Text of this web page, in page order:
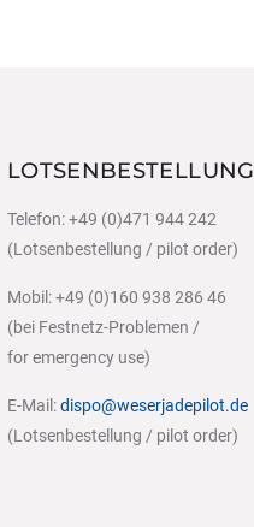
LOTSENBESTELLUNG
Telefon: +49 (0)471 944 242
(Lotsenbestellung / pilot order)
Mobil: +49 (0)160 938 286 46
(bei Festnetz-Problemen /
for emergency use)
E-Mail:dispo@weserjadepilot.de
(Lotsenbestellung / pilot order)